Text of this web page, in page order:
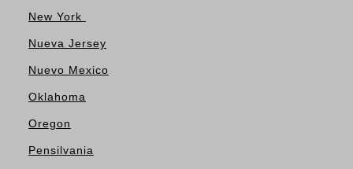
New York
Nueva Jersey
Nuevo Mexico
Oklahoma
Oregon
Pensilvania